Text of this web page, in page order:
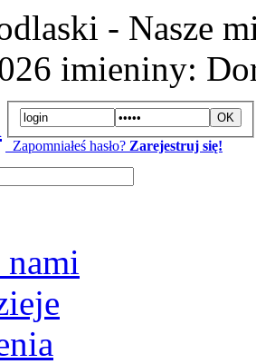
- Nasze
imieniny:
Zapomniałeś hasło? Zarejestruj się!